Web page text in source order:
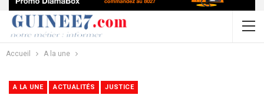
Accueil A la une
A LA UNE ACTUALITÉS JUSTICE